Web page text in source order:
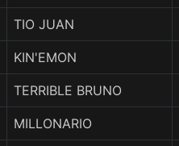
TIO JUAN
KIN'EMON
TERRIBLE BRUNO
MILLONARIO